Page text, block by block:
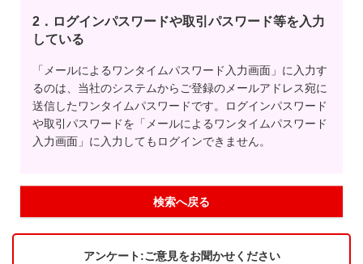
2．ログインパスワードや取引パスワード等を入力
している
「メールによるワンタイムパスワード入力画面」に入力す
るのは、当社のシステムからご登録のメールアドレス宛に
送信したワンタイムパスワードです。ログインパスワード
や取引パスワードを「メールによるワンタイムパスワード
入力画面」に入力してもログインできません。
検索へ戻る
アンケート:ご意見をお聞かせください